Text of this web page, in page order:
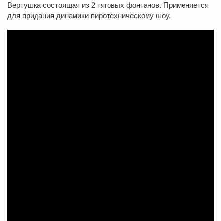
Вертушка состоящая из 2 тяговых фонтанов. Применяется
для придания динамики пиротехническому шоу.